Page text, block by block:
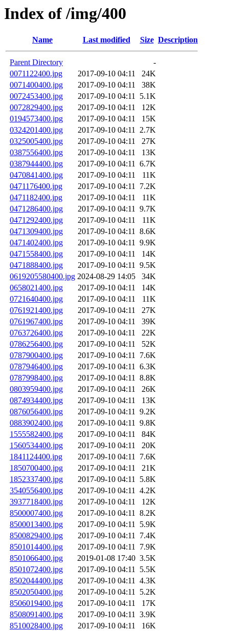
Index of /img/400
Name Last modified Size Description
Parent Directory
-
0071122400.jpg
2017-09-10 04:11
24K
0071400400.jpg
2017-09-10 04:11
38K
0072453400.jpg
2017-09-10 04:11 5.1K
0072829400.jpg
2017-09-10 04:11
12K
0194573400.jpg
2017-09-10 04:11
15K
0324201400.jpg
2017-09-10 04:11 2.7K
0325005400.jpg
2017-09-10 04:11
27K
0387556400.jpg
2017-09-10 04:11
13K
0387944400.jpg
2017-09-10 04:11 6.7K
0470841400.jpg
2017-09-10 04:11
11K
0471176400.jpg
2017-09-10 04:11 7.2K
0471182400.jpg
2017-09-10 04:11
11K
0471286400.jpg
2017-09-10 04:11 9.7K
0471292400.jpg
2017-09-10 04:11
11K
0471309400.jpg
2017-09-10 04:11 8.6K
0471402400.jpg
2017-09-10 04:11 9.9K
0471558400.jpg
2017-09-10 04:11
14K
0471888400.jpg
2017-09-10 04:11 9.5K
0619205580400.jpg 2024-08-29 14:05
34K
0658021400.jpg
2017-09-10 04:11
14K
0721640400.jpg
2017-09-10 04:11
11K
0761921400.jpg
2017-09-10 04:11
27K
0761967400.jpg
2017-09-10 04:11
39K
0763726400.jpg
2017-09-10 04:11
22K
0786256400.jpg
2017-09-10 04:11
52K
0787900400.jpg
2017-09-10 04:11 7.6K
0787946400.jpg
2017-09-10 04:11 6.3K
0787998400.jpg
2017-09-10 04:11 8.8K
0803959400.jpg
2017-09-10 04:11
26K
0874934400.jpg
2017-09-10 04:11
13K
0876056400.jpg
2017-09-10 04:11 9.2K
0883902400.jpg
2017-09-10 04:11 9.8K
1555582400.jpg
2017-09-10 04:11
84K
1560534400.jpg
2017-09-10 04:11
20K
1841124400.jpg
2017-09-10 04:11 7.6K
1850700400.jpg
2017-09-10 04:11
21K
1852337400.jpg
2017-09-10 04:11 5.8K
3540556400.jpg
2017-09-10 04:11 4.2K
3937718400.jpg
2017-09-10 04:11
12K
8500007400.jpg
2017-09-10 04:11 8.2K
8500013400.jpg
2017-09-10 04:11 5.9K
8500829400.jpg
2017-09-10 04:11 7.4K
8501014400.jpg
2017-09-10 04:11 7.9K
8501066400.jpg
2019-01-08 17:40 3.5K
8501072400.jpg
2017-09-10 04:11 5.5K
8502044400.jpg
2017-09-10 04:11 4.3K
8502050400.jpg
2017-09-10 04:11 5.2K
8506019400.jpg
2017-09-10 04:11
17K
8508091400.jpg
2017-09-10 04:11 3.9K
8510028400.jpg
2017-09-10 04:11
16K